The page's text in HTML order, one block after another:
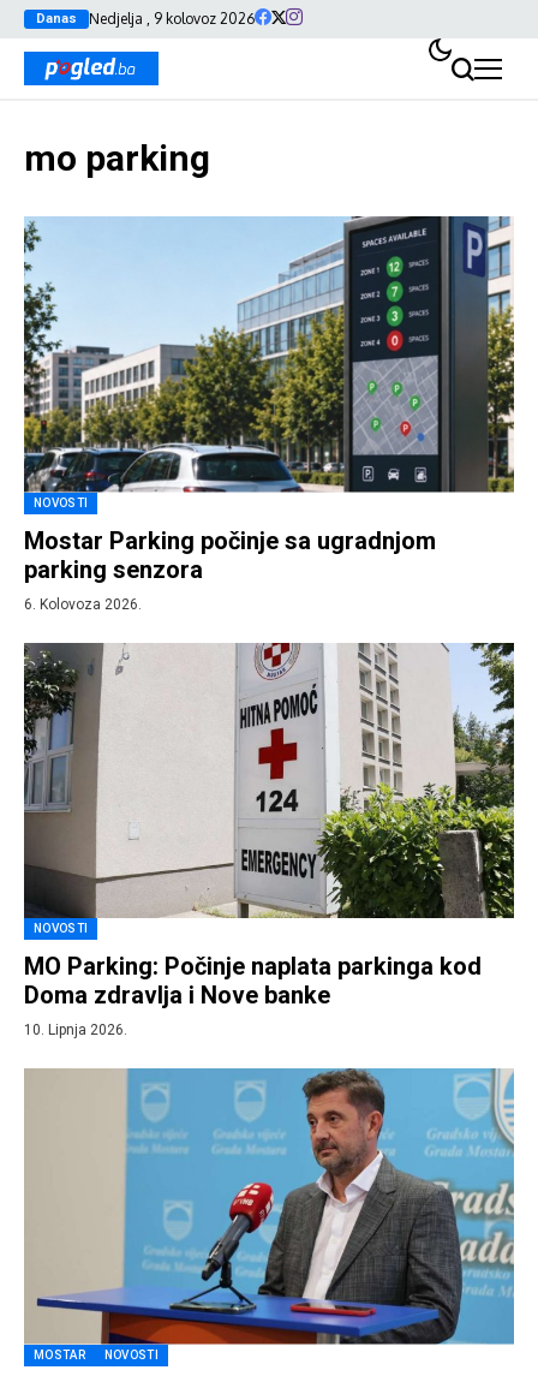
Danas Nedjelja , 9 kolovoz 2026
mo parking
NOVOSTI
Mostar Parking počinje sa ugradnjom
parking senzora
6. Kolovoza 2026.
NOVOSTI
MO Parking: Počinje naplata parkinga kod
Doma zdravlja i Nove banke
10. Lipnja 2026.
MOSTAR NOVOSTI